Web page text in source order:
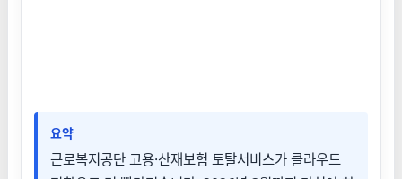
요약
근로복지공단 고용·산재보험 토탈서비스가 클라우드